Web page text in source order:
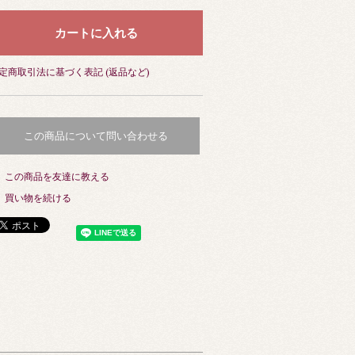
商取引法に基づく表記 (返品など)
この商品について問い合わせる
この商品を友達に教える
買い物を続ける